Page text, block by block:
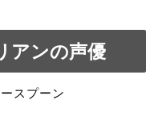
アンの声優
スプーン